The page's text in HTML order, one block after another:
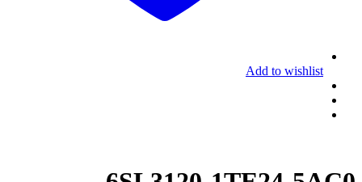
Add to wishlist